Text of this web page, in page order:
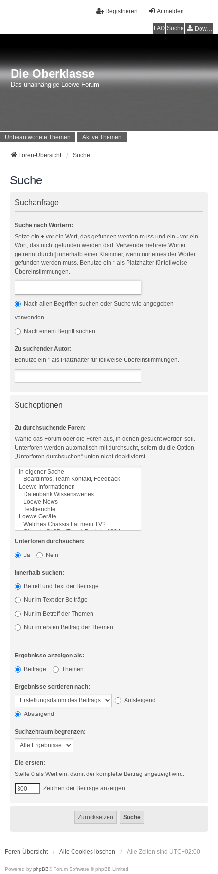
Anmelden
Registrieren
FAQ Suche Downloads
Die Oberklasse
Das unabhängige Loewe Forum
Unbeantwortete Themen Aktive Themen
Foren-Übersicht Suche
Suche
Suchanfrage
Suche nach Wörtern:
Setze ein + vor ein Wort, das gefunden werden muss und ein - vor ein
Wort, das nicht gefunden werden darf. Verwende mehrere Wörter
getrennt durch
innerhalb einer Klammer, wenn nur eines der Wörter
gefunden werden muss. Benutze ein * als Platzhalter für teilweise
Übereinstimmungen.
Nach allen Begriffen suchen oder Suche wie angegeben
verwenden
Nach einem Begriff suchen
Zu suchender Autor:
Benutze ein * als Platzhalter für teilweise Übereinstimmungen.
Suchoptionen
Zu durchsuchende Foren:
Wähle das Forum oder die Foren aus, in denen gesucht werden soll.
Unterforen werden automatisch mit durchsucht, sofern du die Option
„Unterforen durchsuchen“ unten nicht deaktivierst.
Unterforen durchsuchen:
Ja
Nein
Innerhalb suchen:
Betreff und Text der Beiträge
Nur im Text der Beiträge
Nur im Betreff der Themen
Nur im ersten Beitrag der Themen
Ergebnisse anzeigen als:
Beiträge
Themen
Ergebnisse sortieren nach:
Aufsteigend
Absteigend
Suchzeitraum begrenzen:
Die ersten:
Stelle 0 als Wert ein, damit der komplette Beitrag angezeigt wird.
Zeichen der Beiträge anzeigen
Foren-Übersicht Alle Cookies löschen Alle Zeiten sind UTC+02:00
Powered by phpBB® Forum Software © phpBB Limited